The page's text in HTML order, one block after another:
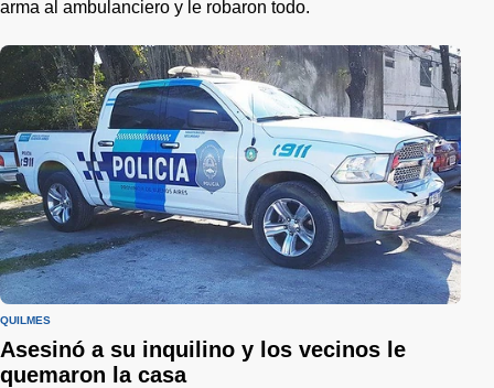
arma al ambulanciero y le robaron todo.
QUILMES
Asesinó a su inquilino y los vecinos le
quemaron la casa